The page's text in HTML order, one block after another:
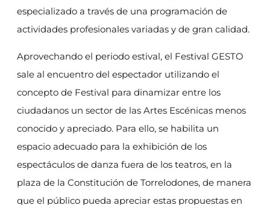
especializado a través de una programación de
actividades profesionales variadas y de gran calidad.
Aprovechando el periodo estival, el Festival GESTO
sale al encuentro del espectador utilizando el
concepto de Festival para dinamizar entre los
ciudadanos un sector de las Artes Escénicas menos
conocido y apreciado. Para ello, se habilita un
espacio adecuado para la exhibición de los
espectáculos de danza fuera de los teatros, en la
plaza de la Constitución de Torrelodones, de manera
que el público pueda apreciar estas propuestas en